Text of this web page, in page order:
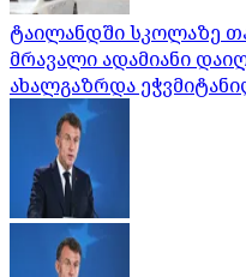
ტაილანდში სკოლაზე
მრავალი ადამიანი
ახალგაზრდა